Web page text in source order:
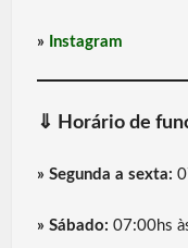
» Instagram
⇓ Horário de
» Segunda a sexta:
» Sábado: 07:00hs